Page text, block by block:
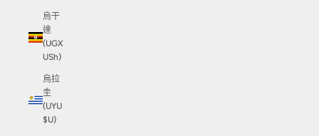
烏干
達
(UGX
USh)
烏拉
圭
(UYU
$U)